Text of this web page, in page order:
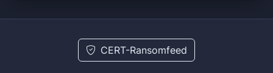
CERT-Ransomfeed